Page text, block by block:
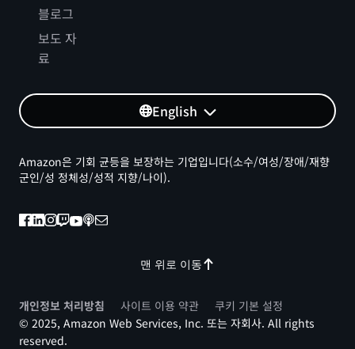
블로그
보도 자
료
English
맨 위로 이동
Amazon은 기회 균등을 보장하는 기업입니다(소수/여성/장애/재향
군인/성 정체성/성적 지향/나이).
개인정보 처리방침 사이트 이용 약관
쿠키 기본 설정
© 2025, Amazon Web Services, Inc. 또는 자회사. All rights
reserved.